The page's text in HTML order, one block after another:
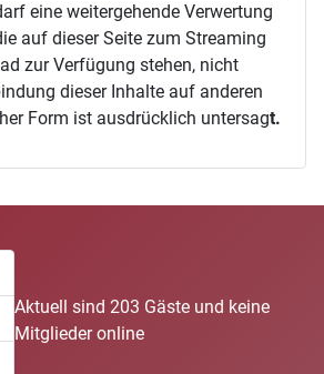
eine weitergehende Verwertung
auf dieser Seite zum Streaming
zur Verfügung stehen, nicht
dieser Inhalte auf anderen
Form ist ausdrücklich untersagt.
Aktuell sind 203 Gäste und keine
Mitglieder online